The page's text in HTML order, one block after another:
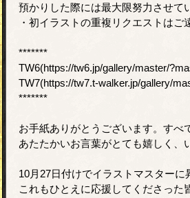
預かりした際には最大限努力させて
・初イラストの重複リクエストはご
*******
TW6(https://tw6.jp/gallery/master/
TW7(https://tw7.t-walker.jp/gallery/
*******
お手紙ありがとうございます。すべ
あたたかいお言葉がとても嬉しく、
10月27日付けでイラストマスターに
これもひとえに応援してくださっ